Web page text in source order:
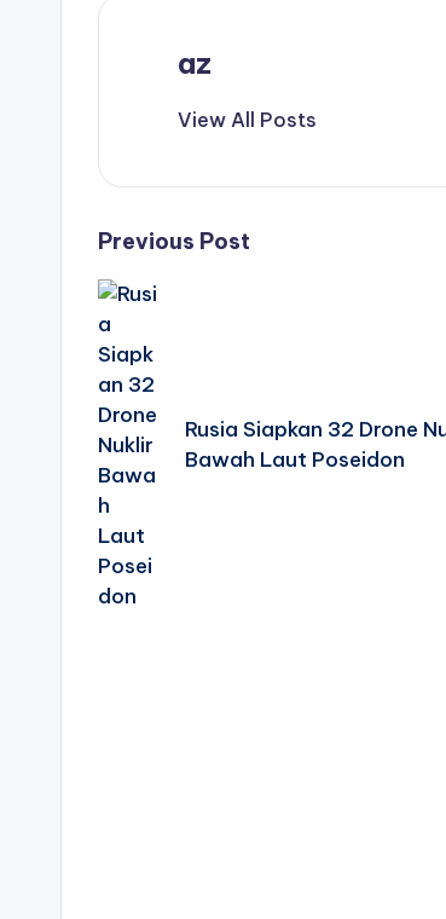
az
View All Posts
Post
navigation
Previous Post
Rusia Siapkan 32 Drone
Bawah Laut Poseidon